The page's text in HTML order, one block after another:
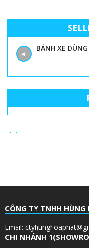
BÁNH XE
◄
CÔNG TY TNHH HÙNG
Email:
CHI NHÁNH